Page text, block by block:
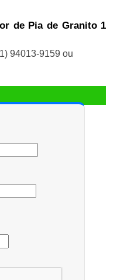
de Pia de Granito 1
94013-9159 ou